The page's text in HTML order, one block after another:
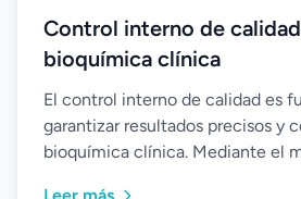
Control interno de
bioquímica clínica
El control interno de calidad es
garantizar resultados precisos y
bioquímica clínica. Mediante el